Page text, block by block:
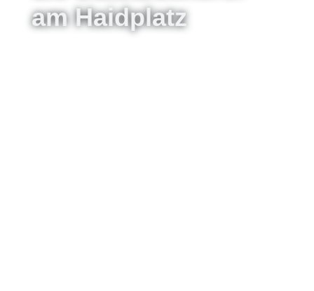
am Haidplatz